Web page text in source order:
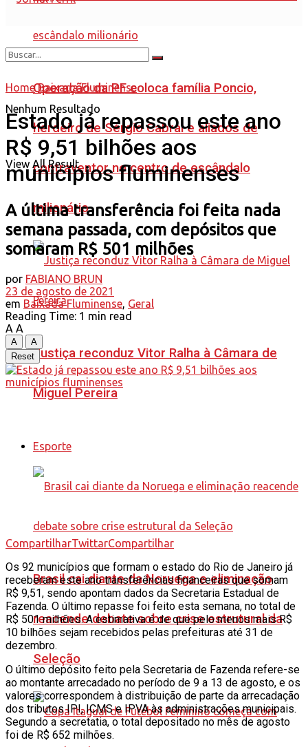
Operação da PF coloca família Poncio,
herdeiro de Sérgio Cabral e aliados de
contraventor no centro de escândalo
milionário
Justiça reconduz Vitor Ralha à Câmara de
Miguel Pereira
Esporte
Brasil cai diante da Noruega e eliminação
reacende debate sobre crise estrutural da
Seleção
Nenhum Resultado
View All Result
Home Baixada Fluminense
Estado já repassou este ano
R$ 9,51 bilhões aos
municípios fluminenses
A última transferência foi feita nada
semana passada, com depósitos que
somaram R$ 501 milhões
por FABIANO BRUN
23 de agosto de 2021
em Baixada Fluminense, Geral
Reading Time: 1 min read
A A
A
A
Reset
CompartilharTwittarCompartilhar
Os 92 municípios que formam o estado do Rio de Janeiro já
receberam este ano transferências financeiras que somam
R$ 9,51, sendo apontam dados da Secretaria Estadual de
Fazenda. O último repasse foi feito esta semana, no total de
R$ 501 milhões. A estimativa é de que pelo menos mais R$
10 bilhões sejam recebidos pelas prefeituras até 31 de
dezembro.
O último depósito feito pela Secretaria de Fazenda refere-se
ao montante arrecadado no período de 9 a 13 de agosto, e os
valores correspondem à distribuição de parte da arrecadação
dos tributos IPI, ICMS e IPVA às administrações municipais.
Segundo a secretatia, o total depositado no mês de agosto
foi de R$ 652 milhões.